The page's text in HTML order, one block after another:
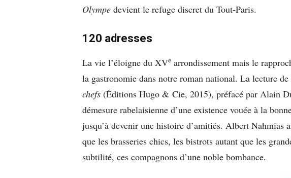
Olympe devient le refuge discret du Tout-Paris.
120 adresses
La vie l’éloigne du XVe arrondissement mais le
la gastronomie dans notre roman national. La lecture de
chefs (Éditions Hugo & Cie, 2015), préfacé par Alain
démesure rabelaisienne d’une existence vouée à la
jusqu’à devenir une histoire d’amitiés. Albert Nahmias
que les brasseries chics, les bistrots autant que les
subtilité, ces compagnons d’une noble bombance.